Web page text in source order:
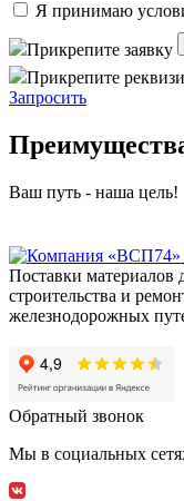
Я пpинимaю
Пpикpeпитe зaявку
Пpикpeпитe
Зaпpocить
Ваш путь - наша цель!
Поставки материалов
строительства и
железнодорожных
Обратный звонок
Мы в социальных